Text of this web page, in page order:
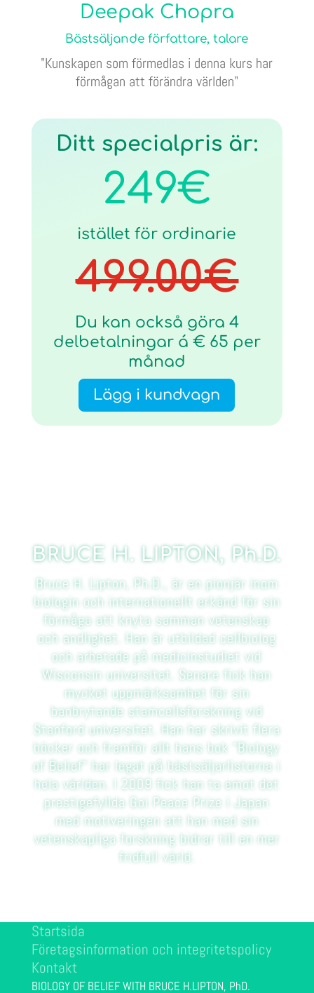
Deepak Chopra
Bästsäljande författare, talare
"Kunskapen som förmedlas i denna kurs har
förmågan att förändra världen"
Ditt specialpris är:
249€
istället för ordinarie
499.00€
Du kan också göra 4
delbetalningar á € 65 per
månad
Lägg i kundvagn
BRUCE H. LIPTON, Ph.D.
Bruce H. Lipton, Ph.D., är en pionjär inom
biologin och internationellt erkänd för sin
förmåga att knyta samman vetenskap
och andlighet. Han är utbildad cellbiolog
och arbetade på medicinstudiet vid
Wisconsin universitet. Senare fick han
mycket uppmärksamhet för sin
banbrytande stamcellsforskning vid
Stanford universitet. Han har skrivit flera
böcker och framför allt hans bok "Biology
of Belief" har legat på bästsäljarlistorna i
hela världen. I 2009 fick han ta emot det
prestigefyllda Goi Peace Prize i Japan
med motiveringen att han med sin
vetenskapliga forskning bidrar till en mer
fridfull värld.
Startsida
Företagsinformation och integritetspolicy
Kontakt
BIOLOGY OF BELIEF WITH BRUCE H.LIPTON, PhD.